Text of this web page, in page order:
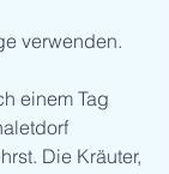
verwenden.
einem Tag
Die Kräuter,